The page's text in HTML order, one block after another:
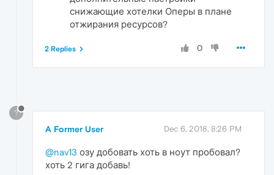
снижающие хотелки Оперы в плане
отжирания ресурсов?
0
2 Replies
?
A Former User Dec 6, 2018, 8:26 PM
@nav13 озу добовать хоть в ноут пробовал?
хоть 2 гига добавь!